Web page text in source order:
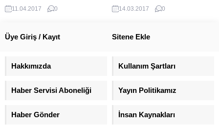
Recep Tayyip Erdoğan kürsüye
çıkmadan önce sürpriz bir klip
Erdoğan'ın sesinden "Evet" klibi
11.04.2017 0
sonrasında sınır dışı edilmesi
olayında Hollanda Özel Timi’ne
14.03.2017 0
Üye Giriş / Kayıt Sitene Ekle
Hakkımızda Kullanım Şartları
Haber Servisi Aboneliği Yayın Politikamız
Haber Gönder İnsan Kaynakları